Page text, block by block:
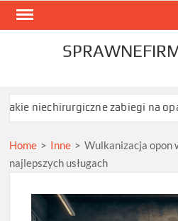
Skip
zabiegi na opadające
Home > Inne > Wulkanizacja opon
najlepszych usługach